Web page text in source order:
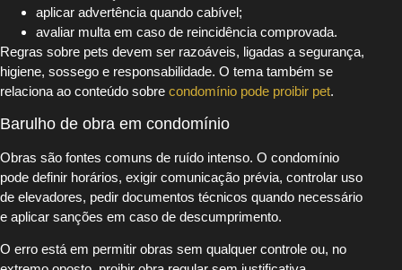
aplicar advertência quando cabível;
avaliar multa em caso de reincidência comprovada.
Regras sobre pets devem ser razoáveis, ligadas a segurança,
higiene, sossego e responsabilidade. O tema também se
relaciona ao conteúdo sobre condomínio pode proibir pet.
Barulho de obra em condomínio
Obras são fontes comuns de ruído intenso. O condomínio
pode definir horários, exigir comunicação prévia, controlar uso
de elevadores, pedir documentos técnicos quando necessário
e aplicar sanções em caso de descumprimento.
O erro está em permitir obras sem qualquer controle ou, no